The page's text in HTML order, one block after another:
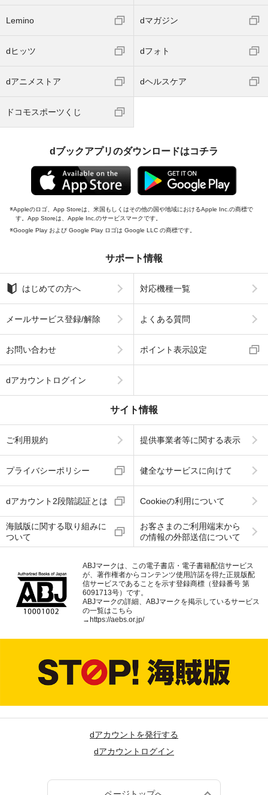
Lemino dマガジン
dヒッツ dフォト
dアニメストア dヘルスケア
ドコモスポーツくじ
dブックアプリのダウンロードはコチラ
Appleのロゴ、App Storeは、米国もしくはその他の国や地域におけるApple Inc.の商標で
す。App Storeは、Apple Inc.のサービスマークです。
Google Play および Google Play ロゴは Google LLC の商標です。
サポート情報
はじめての方へ 対応機種一覧
メールサービス登録/解除 よくある質問
お問い合わせ ポイント表示設定
dアカウントログイン
サイト情報
ご利用規約 提供事業者等に関する表示
プライバシーポリシー 健全なサービスに向けて
dアカウント2段階認証とは Cookieの利用について
海賊版に関する取り組みに
ついて
お客さまのご利用端末から
の情報の外部送信について
ABJマークは、この電子書店・電子書籍配信サービス
が、著作権者からコンテンツ使用許諾を得た正規版配
信サービスであることを示す登録商標（登録番号 第
6091713号）です。
ABJマークの詳細、ABJマークを掲示しているサービス
の一覧はこちら
→ https://aebs.or.jp/
dアカウントを発行する
dアカウントログイン